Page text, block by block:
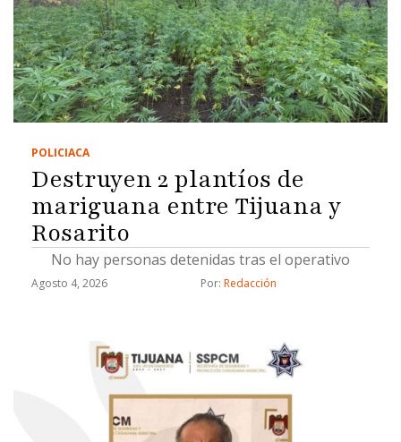
POLICIACA
Destruyen 2 plantíos de
mariguana entre Tijuana y
Rosarito
No hay personas detenidas tras el operativo
Agosto 4, 2026 Por: Redacción